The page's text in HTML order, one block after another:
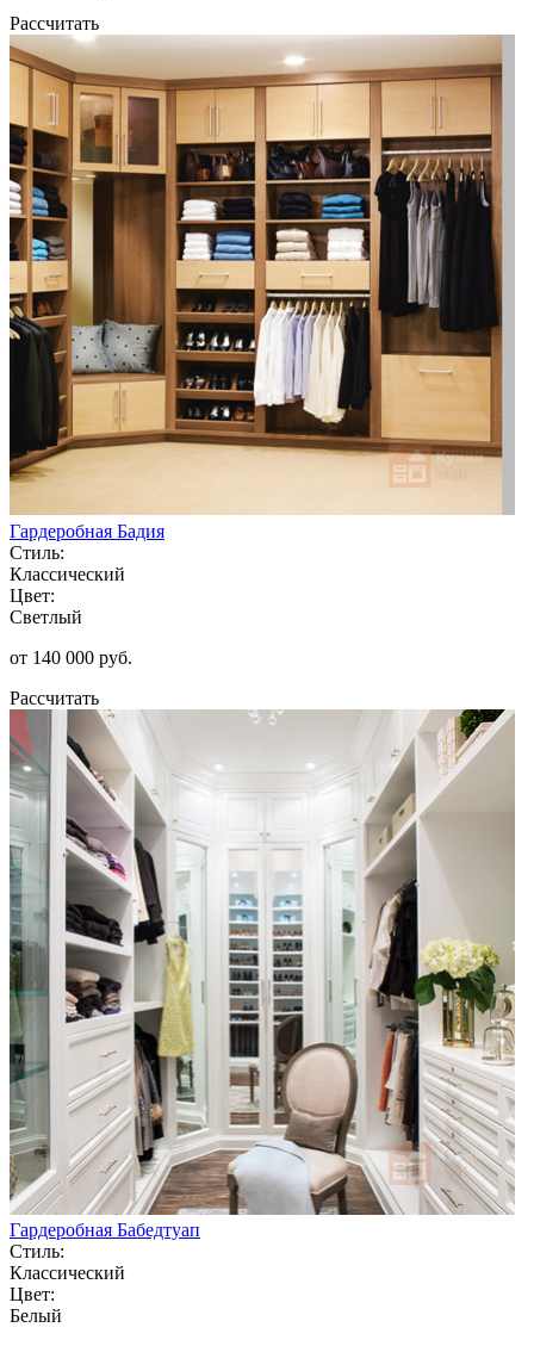
Рассчитать
Гардеробная Бадия
Стиль:
Классический
Цвет:
Светлый
от 140 000 руб.
Рассчитать
Гардеробная Бабедтуап
Стиль:
Классический
Цвет:
Белый